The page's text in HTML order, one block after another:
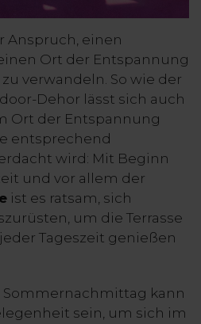
Anspruch, einen
Ort der Entspannung
verwandeln. So wie der
Dehor lässt sich auch
Ort der Entspannung
entsprechend
wird: Mit Beginn
und vor allem der
ist es ratsam, sich
um die Terrasse
Tageszeit genießen
kann
sein, um sich im